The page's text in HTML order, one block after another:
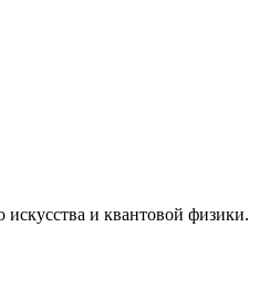
искусства и квантовой физики.